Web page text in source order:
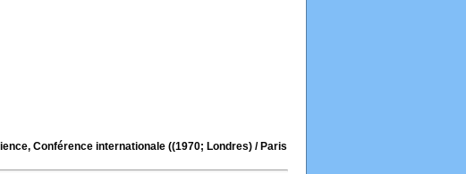
Conférence internationale ((1970; Londres)/ Paris